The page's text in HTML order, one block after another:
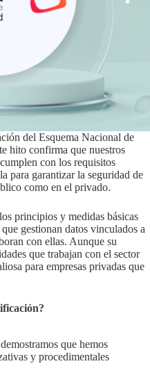
del Esquema Nacional de
hito confirma que nuestros
con los requisitos
para garantizar la seguridad de
como en el privado.
principios y medidas básicas
gestionan datos vinculados a
con ellas. Aunque su
que trabajan con el sector
para empresas privadas que
que hemos
y procedimentales